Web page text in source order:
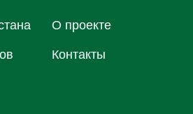
О проектe
Контакты